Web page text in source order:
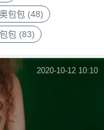
包包 (48)
包 (83)
2020-10-12 10:10